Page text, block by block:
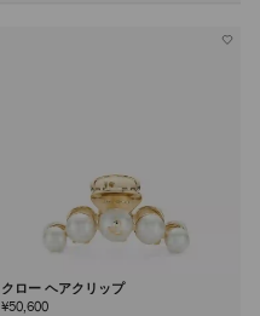
クロー ヘアクリップ
¥50,600